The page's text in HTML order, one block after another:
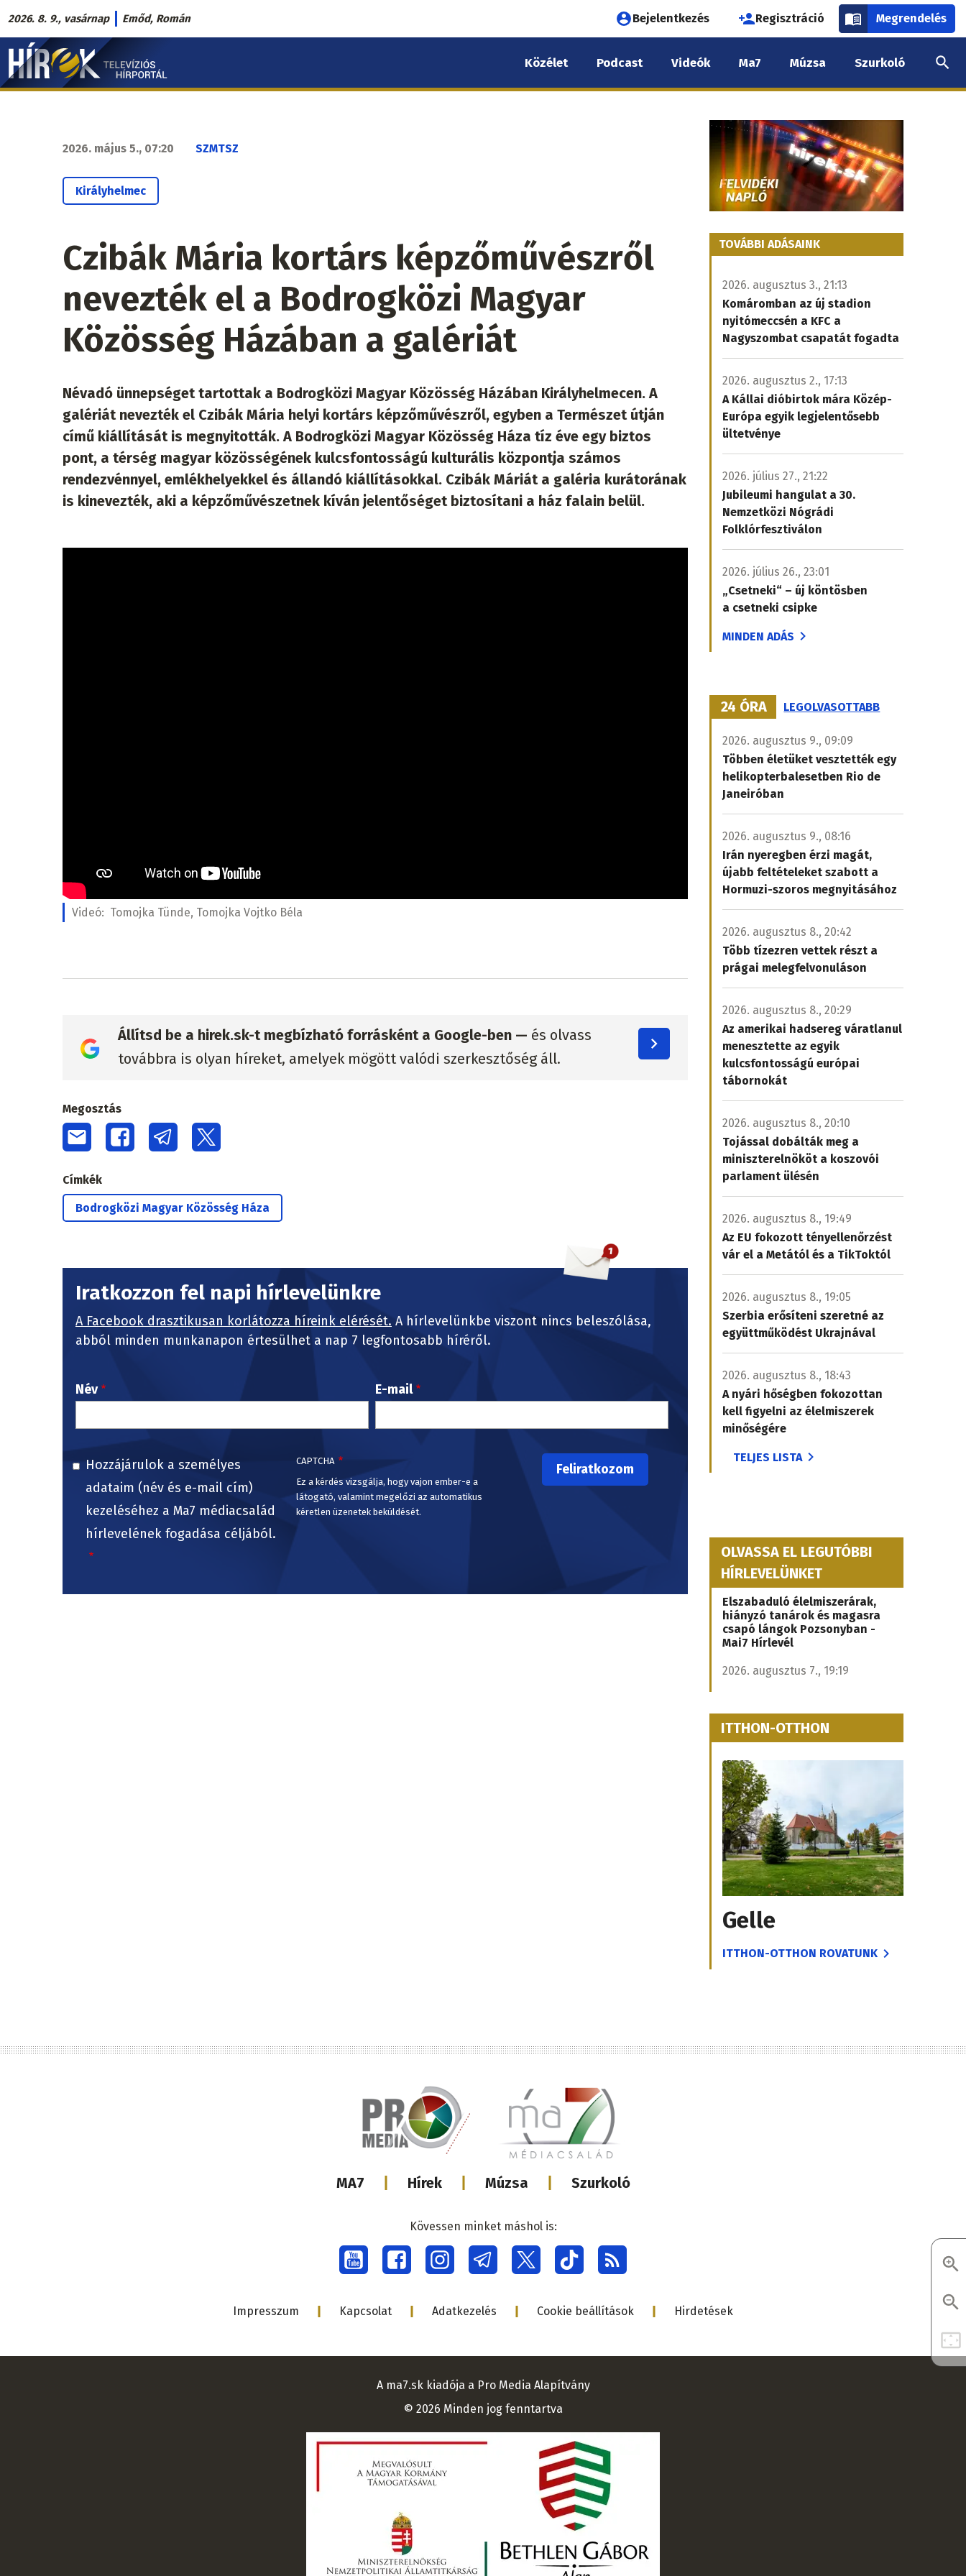
Ugrás
a
tartalomra
2026. 8. 9., vasárnap Emőd, Román
Felhasználói
fiók
menüje
Bejelentkezés Regisztráció Megrendelés
Hírek.sk
fő
Közélet Podcast Videók Ma7 Múzsa Szurkoló
2026. május 5., 07:20 SZMTSZ
Királyhelmec
Czibák Mária kortárs képzőművészről
nevezték el a Bodrogközi Magyar
Közösség Házában a galériát
Névadó ünnepséget tartottak a Bodrogközi Magyar Közösség Házában Királyhelmecen. A
galériát nevezték el Czibák Mária helyi kortárs képzőművészről, egyben a Természet útján
című kiállítását is megnyitották. A Bodrogközi Magyar Közösség Háza tíz éve egy biztos
pont, a térség magyar közösségének kulcsfontosságú kulturális központja számos
rendezvénnyel, emlékhelyekkel és állandó kiállításokkal. Czibák Máriát a galéria kurátorának
is kinevezték, aki a képzőművészetnek kíván jelentőséget biztosítani a ház falain belül.
Videó: Tomojka Tünde, Tomojka Vojtko Béla
Állítsd be a hirek.sk-t megbízható forrásként a Google-ben — és olvass
továbbra is olyan híreket, amelyek mögött valódi szerkesztőség áll.
Megosztás
Címkék
Bodrogközi Magyar Közösség Háza
Iratkozzon fel napi hírlevelünkre
A Facebook drasztikusan korlátozza híreink elérését. A hírlevelünkbe viszont nincs beleszólása,
abból minden munkanapon értesülhet a nap 7 legfontosabb híréről.
Név E-mail
Hozzájárulok a személyes
adataim (név és e-mail cím)
kezeléséhez a Ma7 médiacsalád
hírlevelének fogadása céljából.
CAPTCHA
Ez a kérdés vizsgálja, hogy vajon ember-e a
látogató, valamint megelőzi az automatikus
kéretlen üzenetek beküldését.
TOVÁBBI ADÁSAINK
2026. augusztus 3., 21:13
Komáromban az új stadion
nyitómeccsén a KFC a
Nagyszombat csapatát fogadta
2026. augusztus 2., 17:13
A Kállai dióbirtok mára Közép-
Európa egyik legjelentősebb
ültetvénye
2026. július 27., 21:22
Jubileumi hangulat a 30.
Nemzetközi Nógrádi
Folklórfesztiválon
2026. július 26., 23:01
„Csetneki“ – új köntösben
a csetneki csipke
MINDEN ADÁS
24 ÓRA LEGOLVASOTTABB
2026. augusztus 9., 09:09
Többen életüket vesztették egy
helikopterbalesetben Rio de
Janeiróban
2026. augusztus 9., 08:16
Irán nyeregben érzi magát,
újabb feltételeket szabott a
Hormuzi-szoros megnyitásához
2026. augusztus 8., 20:42
Több tízezren vettek részt a
prágai melegfelvonuláson
2026. augusztus 8., 20:29
Az amerikai hadsereg váratlanul
menesztette az egyik
kulcsfontosságú európai
tábornokát
2026. augusztus 8., 20:10
Tojással dobálták meg a
miniszterelnököt a koszovói
parlament ülésén
2026. augusztus 8., 19:49
Az EU fokozott tényellenőrzést
vár el a Metától és a TikToktól
2026. augusztus 8., 19:05
Szerbia erősíteni szeretné az
együttműködést Ukrajnával
2026. augusztus 8., 18:43
A nyári hőségben fokozottan
kell figyelni az élelmiszerek
minőségére
TELJES LISTA
OLVASSA EL LEGUTÓBBI
HÍRLEVELÜNKET
Elszabaduló élelmiszerárak,
hiányzó tanárok és magasra
csapó lángok Pozsonyban -
Mai7 Hírlevél
2026. augusztus 7., 19:19
ITTHON-OTTHON
Gelle
ITTHON-OTTHON ROVATUNK
Lábléc
médiacsalád
MA7 Hírek Múzsa Szurkoló
Social
menu
Kövessen minket máshol is:
Lábléc
Impresszum Kapcsolat Adatkezelés Cookie beállítások Hirdetések
A ma7.sk kiadója a Pro Media Alapítvány
© 2026 Minden jog fenntartva